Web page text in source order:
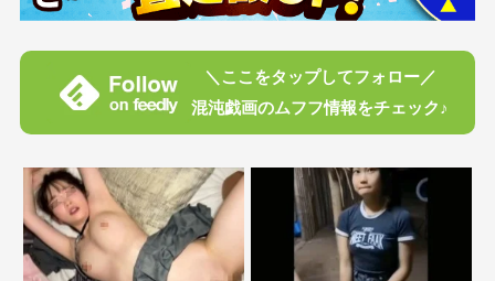
＼ここをタップしてフォロー／
混沌戯画のムフフ情報をチェック♪